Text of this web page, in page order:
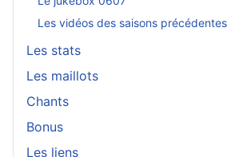
Les vidéos des saisons précédentes
Les stats
Les maillots
Chants
Bonus
Les liens